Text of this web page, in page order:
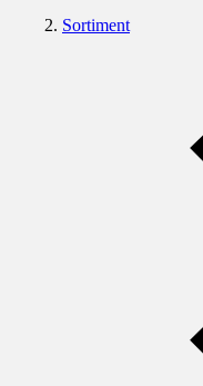
Sortiment